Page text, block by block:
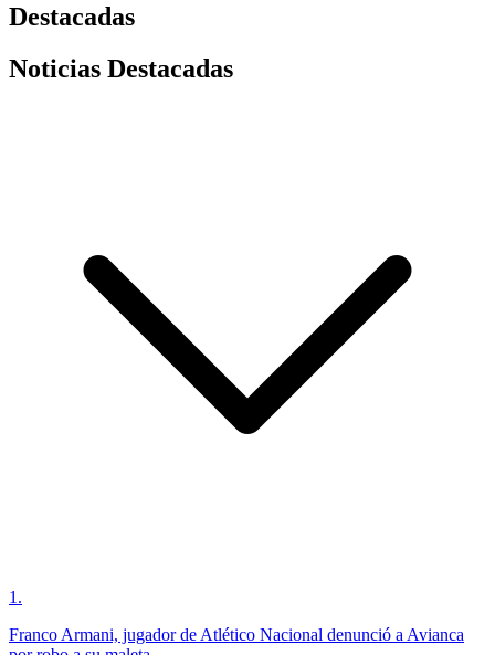
Destacadas
Noticias Destacadas
1 .
Franco Armani, jugador de Atlético Nacional denunció a Avianca